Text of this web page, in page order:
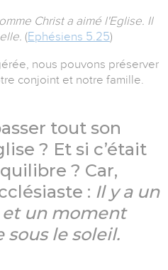
Christ a aimé l'Eglise. Il
(Ephésiens 5.25)
nous pouvons préserver
conjoint et notre famille.
tout son
? Et si c’était
? Car,
: Il y a un
un moment
le soleil.